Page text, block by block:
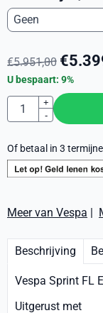
€5.951,00 €
U bespaart: 9%
Aantal
+
-
Of betaal in 3
Meer van Vespa
Beschrijving
Vespa Sprint FL
Uitgerust met